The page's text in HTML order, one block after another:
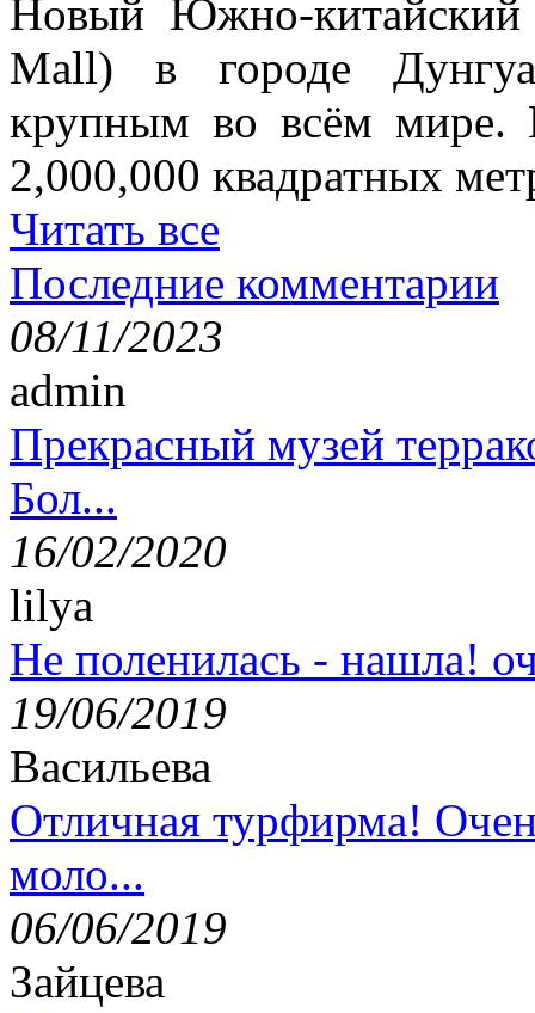
Новый Южно-
Mall) в городе
крупным во всём мире.
2,000,000 квадратных
Читать все
Последние комментарии
08/11/2023
admin
Прекрасный музей
Бол...
16/02/2020
lilya
Не поленилась - нашла!
19/06/2019
Васильева
Отличная турфирма!
моло...
06/06/2019
Зайцева